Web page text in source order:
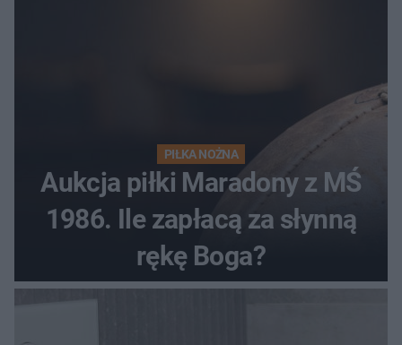
PIŁKA NOŻNA
Aukcja piłki Maradony z MŚ
1986. Ile zapłacą za słynną
rękę Boga?